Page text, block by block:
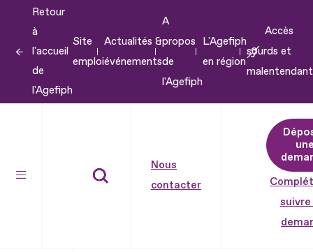
contenu
Retour
à
l'accueil
de
l'Agefiph
Site
emploi
Actualités &
événements
A
propos
de
l'Agefiph
L'Agefiph
en région
Accès
sourds et
Nous
contacter
suivre